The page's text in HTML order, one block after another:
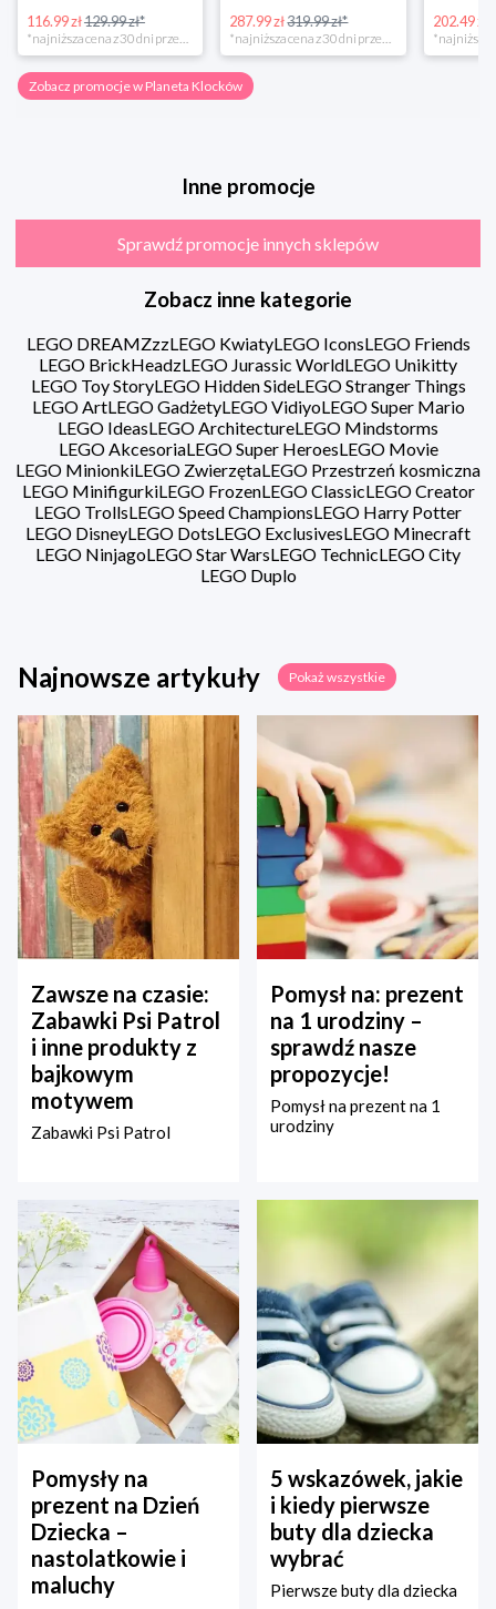
116.99 zł129.99 zł*
*najniższa cena z 30 dni przed obniżką
287.99 zł319.99 zł*
*najniższa cena z 30 dni przed obniżką
202.49 zł
Zobacz promocje w Planeta Klocków
Inne promocje
Sprawdź promocje innych sklepów
Zobacz inne kategorie
LEGO DREAMZzzLEGO KwiatyLEGO IconsLEGO Friends
LEGO BrickHeadzLEGO Jurassic WorldLEGO Unikitty
LEGO Toy StoryLEGO Hidden SideLEGO Stranger Things
LEGO ArtLEGO GadżetyLEGO VidiyoLEGO Super Mario
LEGO IdeasLEGO ArchitectureLEGO Mindstorms
LEGO AkcesoriaLEGO Super HeroesLEGO Movie
LEGO MinionkiLEGO ZwierzętaLEGO Przestrzeń kosmiczna
LEGO MinifigurkiLEGO FrozenLEGO ClassicLEGO Creator
LEGO TrollsLEGO Speed ChampionsLEGO Harry Potter
LEGO DisneyLEGO DotsLEGO ExclusivesLEGO Minecraft
LEGO NinjagoLEGO Star WarsLEGO TechnicLEGO City
LEGO Duplo
Najnowsze artykuły Pokaż wszystkie
Zawsze na czasie:
Zabawki Psi Patrol
i inne produkty z
bajkowym
motywem
Zabawki Psi Patrol
Pomysł na: prezent
na 1 urodziny –
sprawdź nasze
propozycje!
Pomysł na prezent na 1
urodziny
Pomysły na
prezent na Dzień
Dziecka –
nastolatkowie i
maluchy
5 wskazówek, jakie
i kiedy pierwsze
buty dla dziecka
wybrać
Pierwsze buty dla dziecka